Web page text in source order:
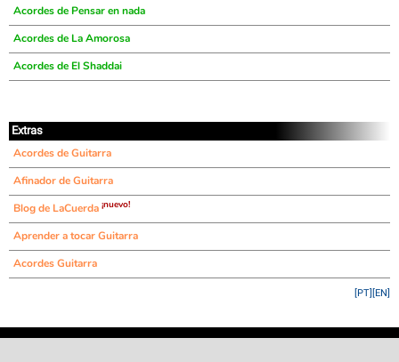
Acordes de Pensar en nada
Acordes de La Amorosa
Acordes de El Shaddai
Extras
Acordes de Guitarra
Afinador de Guitarra
Blog de LaCuerda ¡nuevo!
Aprender a tocar Guitarra
Acordes Guitarra
[EN]
[PT]